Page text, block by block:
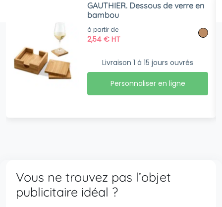
GAUTHIER. Dessous de verre en
bambou
à partir de
2,54€ HT
Livraison 1 à 15 jours ouvrés
Personnaliser en ligne
Vous ne trouvez pas l’objet
publicitaire idéal ?